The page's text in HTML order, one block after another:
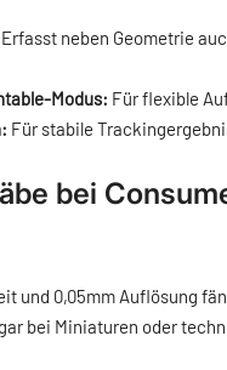
Erfasst neben Geometrie
Modus: Für flexible
Für stabile
bei
und 0,05mm Auflösung
bei Miniaturen oder